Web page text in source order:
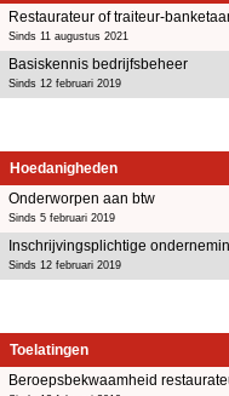
Restaurateur of traiteur-
Sinds 11 augustus 2021
Basiskennis bedrijfsbeheer
Sinds 12 februari 2019
Hoedanigheden
Onderworpen aan btw
Sinds 5 februari 2019
Inschrijvingsplichtige
Sinds 12 februari 2019
Toelatingen
Beroepsbekwaamheid